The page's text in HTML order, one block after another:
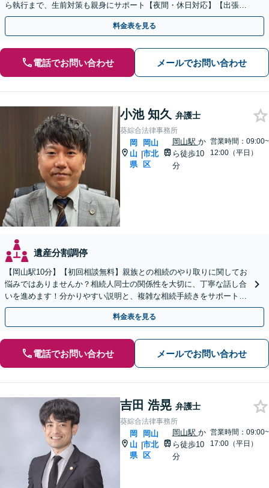
ら執行まで、生前対策も親身にサポート【夜間・休日対応】【出張サ
ポート】【岡山駅10分】
料金表を見る
電話でお問い合わせ メールでお問い合わせ
小池 知久 弁護士
葵綜合法律事務所
岡
山
県
|
岡山
市北
区
岡山駅 か
ら徒歩10
分
営業時間：09:00~
12:00（平日）
遺産分割調停
【岡山駅10分】【初回相談無料】親族との相続のやり取りに関してお
悩みではありませんか？相続人同士の関係性を大切に、丁寧な話し合
いを進めます！分かりやすい説明と、複雑な相続手続きをサポートい
たします。まずはご相談ください。【夜間・休日相談可】
料金表を見る
電話でお問い合わせ メールでお問い合わせ
吉田 浩晃 弁護士
葵綜合法律事務所
岡
山
県
|
岡山
市北
区
岡山駅 か
ら徒歩10
分
営業時間：09:00~
17:00（平日）